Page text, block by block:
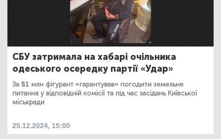
СБУ затримала на хабарі очільника
одеського осередку партії «Удар»
За $1 млн фігурант «гарантував» погодити земельне
питання у відповідній комісії та під час засідань Київської
міськради
25.12.2024, 15:00